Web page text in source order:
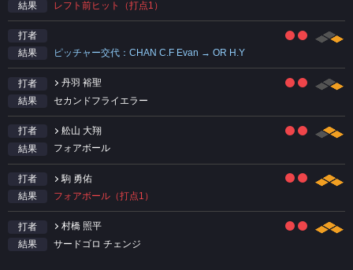
結果 レフト前ヒット（打点1）
打者
結果
ピッチャー交代：CHAN C.F Evan → OR H.Y
打者
丹羽 裕聖
結果
セカンドフライエラー
打者
舩山 大翔
結果
フォアボール
打者
駒 勇佑
結果
フォアボール（打点1）
打者
村橋 照平
結果
サードゴロ チェンジ